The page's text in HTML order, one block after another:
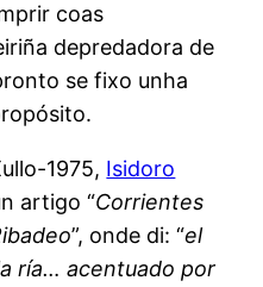
coas
depredadora de
se fixo unha
1975, Isidoro
artigo “Corrientes
”, onde di: “el
ría… acentuado por